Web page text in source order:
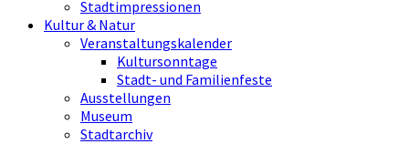
Stadtimpressionen
Kultur & Natur
Veranstaltungskalender
Kultursonntage
Stadt- und Familienfeste
Ausstellungen
Museum
Stadtarchiv